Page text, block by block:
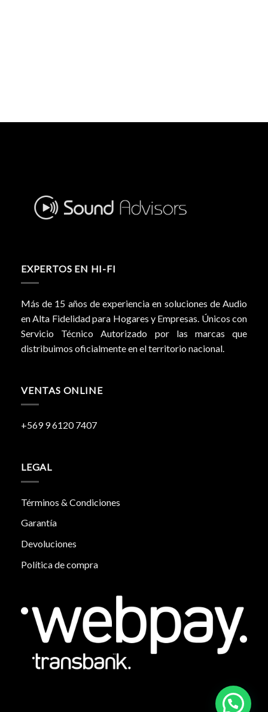
EXPERTOS EN HI-FI
Más de 15 años de experiencia en soluciones de Audio
en Alta Fidelidad para Hogares y Empresas. Únicos con
Servicio Técnico Autorizado por las marcas que
distribuimos oficialmente en el territorio nacional.
VENTAS ONLINE
+569 9 6120 7407
LEGAL
Términos & Condiciones
Garantía
Devoluciones
Política de compra